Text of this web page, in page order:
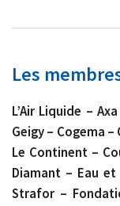
Les
L’Air Liquide –
Geigy – Cogema
Le Continent –
Diamant – Eau et
Strafor –